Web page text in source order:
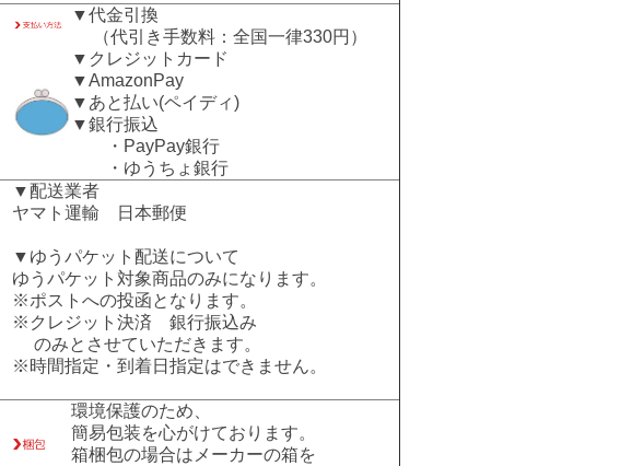
▼代金引換
（代引き手数料：全国一律330円）
▼クレジットカード
▼AmazonPay
▼あと払い(ペイディ)
▼銀行振込
・PayPay銀行
・ゆうちょ銀行
▼配送業者
ヤマト運輸 日本郵便
▼ゆうパケット配送について
ゆうパケット対象商品のみになります。
※ポストへの投函となります。
※クレジット決済 銀行振込み
のみとさせていただきます。
※時間指定・到着日指定はできません。
環境保護のため、
簡易包装を心がけております。
箱梱包の場合はメーカーの箱を